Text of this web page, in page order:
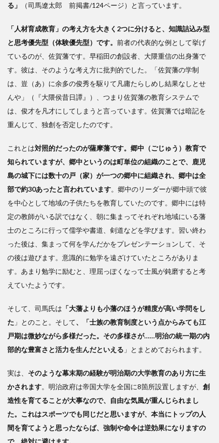
る」
（司馬遼太郎 前掲書/124ページ）と言っています。
「人材育成教育」の考え方を大きく2つに分けると、知識詰込み型
と思考優先型（体験優先型）です。 前者の代表的な例として挙げ
ているのが、佐賀藩です。早稲田の創設者、大隈重信の出身藩で
す。彼は、そのような考え方に批判的でした。「佐賀藩の学制
は、豈（あ）に余多の俊秀を駆りて凡庸たらしめし結果なしとせ
んや」（『大隈侯昔日譚』）、つまり佐賀藩の教育システムで
は、俊才を凡才にしてしまうと言っています。佐賀藩では暗記を
重んじて、独創を否定したのです。
これとは対照的だったのが薩摩藩です。郷中（ごじゅう）教育で
知られていますが、郷中というのは町単位の組織のことで、鹿児
島の城下には数十の戸（家）が一つの郷中に組織され、郷中は全
部で約30あったと言われています。郷中のリーダーが郷中頭で彼
を中心として地域の子供たちを教育していたのです。郷中には特
定の教師がいる訳ではなく、朝に集まってそれぞれ地域にいる藩
士のところに行って儒学や書道、剣道などを学びます。習い終わ
った後は、集まって何を学んだかをプレゼンテーションして、そ
の後は遊びます。意識的に勉学を遠ざけていたところがありま
す。あまり勉学に励むと、理屈っぽくなって士風が鈍磨すると考
えていたようです。
そして、司馬氏は 「大藩よりも小藩のほうが精度が高い学問をし
た 」とのこと。そして、「士族の教育制度という点からみても江
戸期は微妙ながら多様だった。その多様さが……明治の統一期の内
部的な豊富さと活力を生んだといえる 」とまとめておられます。
実は、 そのような幕末期の経験が明治期の大学教育のあり方に生
かされます。明治政府は帝国大学を全国に8箇所設置しますが、 創
造性を育てることが大事なので、自由な気風が重んじられまし
た。これはスポーツでも同じだと思いますが、本当にトップの人
間を育てようと思ったならば、強制や命令は逆効果になりますの
で、絶対に避けます。